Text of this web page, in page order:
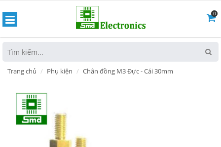
0
Trang chủ Phụ kiện Chân đồng M3 Đực - Cái 30mm